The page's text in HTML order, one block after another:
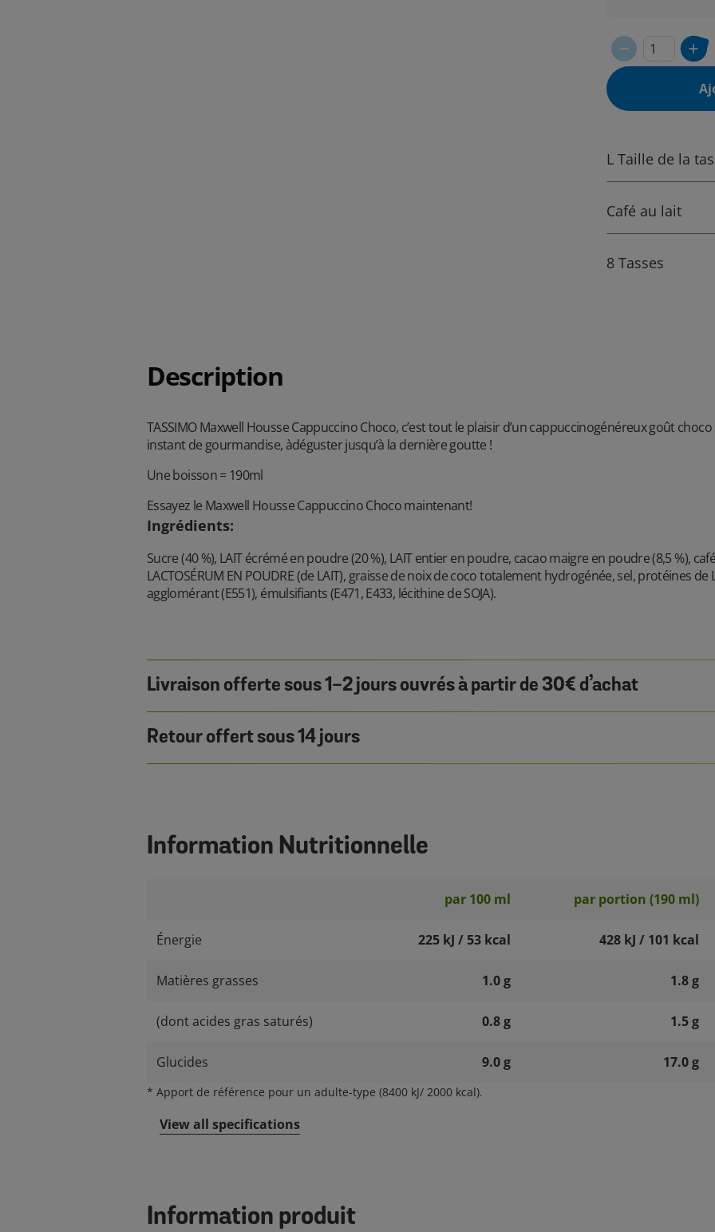
L Taille de la
Café au lait
8 Tasses
Description
TASSIMO Maxwell Housse Cappuccino Choco, c’est tout le plaisir d’un cappuccinogénéreux goût
instant de gourmandise, àdéguster jusqu’à la dernière goutte !
Une boisson = 190ml
Essayez le Maxwell Housse Cappuccino Choco maintenant!
Ingrédients:
Sucre (40 %), LAIT écrémé en poudre (20 %), LAIT entier en poudre, cacao maigre en poudre (8,5 %),
LACTOSÉRUM EN POUDRE (de LAIT), graisse de noix de coco totalement hydrogénée, sel, protéines de
agglomérant (E551), émulsifiants (E471, E433, lécithine de SOJA).
Livraison offerte sous 1-2 jours ouvrés à partir de 30€ d’achat
Retour offert sous 14 jours
Information Nutritionnelle
par 100 ml par portion (190 ml)
Énergie 225 kJ / 53 kcal 428 kJ / 101 kcal
Matières grasses 1.0 g 1.8 g
(dont acides gras saturés) 0.8 g 1.5 g
Glucides 9.0 g 17.0 g
* Apport de référence pour un adulte-type (8400 kJ/ 2000 kcal).
View all specifications
Information produit